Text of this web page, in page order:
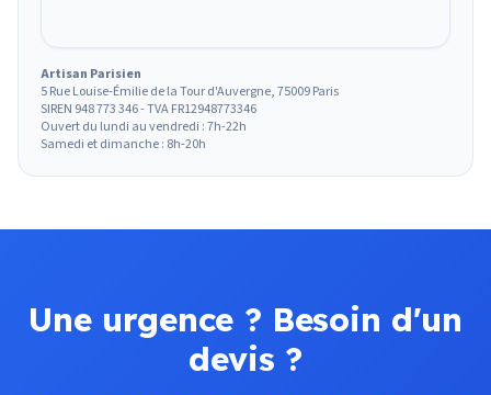
Artisan Parisien
5 Rue Louise-Émilie de la Tour d'Auvergne, 75009 Paris
SIREN 948 773 346 - TVA FR12948773346
Ouvert du lundi au vendredi : 7h-22h
Samedi et dimanche : 8h-20h
Une urgence ? Besoin d'un
devis ?